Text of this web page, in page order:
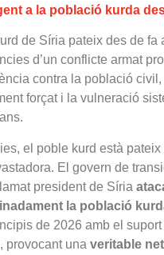
a la població kurda
de Síria pateix des de fa
d’un conflicte armat
contra la població civil,
forçat i la vulneració
el poble kurd està
El govern de
president de Síria
la població
de 2026 amb el
provocant una veritable